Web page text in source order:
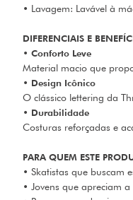
• Lavagem: Lavável à
DIFERENCIAIS E
• Conforto Leve
Material macio que
• Design Icônico
O clássico lettering da
• Durabilidade
Costuras reforçadas e
PARA QUEM ESTE
• Skatistas que buscam
• Jovens que apreciam